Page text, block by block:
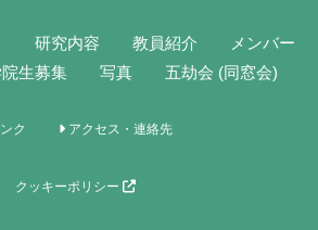
研究内容 教員紹介
メンバー
生募集 写真 五劫会 (同窓会)
ク アクセス・連絡先
クッキーポリシー